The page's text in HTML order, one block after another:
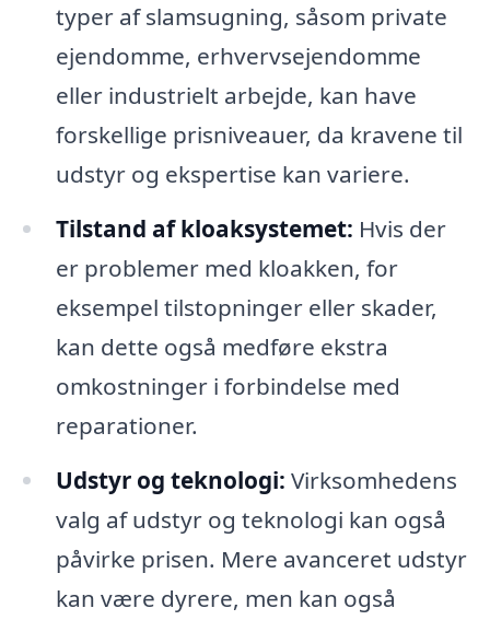
typer af slamsugning, såsom private
ejendomme, erhvervsejendomme
eller industrielt arbejde, kan have
forskellige prisniveauer, da kravene til
udstyr og ekspertise kan variere.
Tilstand af kloaksystemet: Hvis der
er problemer med kloakken, for
eksempel tilstopninger eller skader,
kan dette også medføre ekstra
omkostninger i forbindelse med
reparationer.
Udstyr og teknologi: Virksomhedens
valg af udstyr og teknologi kan også
påvirke prisen. Mere avanceret udstyr
kan være dyrere, men kan også